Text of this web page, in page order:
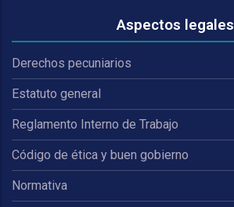
Aspectos legales
Derechos pecuniarios
Estatuto general
Reglamento Interno de Trabajo
Código de ética y buen gobierno
Normativa